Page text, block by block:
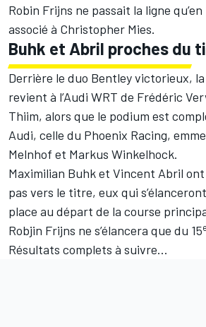
Robin Frijns ne passait la ligne qu’en
associé à Christopher Mies.
Buhk et Abril proches du
Derrière le duo Bentley victorieux,
revient à l’Audi WRT de Frédéric
Thiim, alors que le podium est
Audi, celle du Phoenix Racing,
Melnhof et Markus Winkelhock.
Maximilian Buhk et Vincent Abril
pas vers le titre, eux qui
place au départ de la course
Robjin Frijns ne s’élancera que du 15e
Résultats complets à suivre…